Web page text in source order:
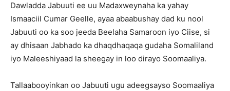
Dawladda Jabuuti ee uu Madaxweynaha ka yahay
Ismaaciil Cumar Geelle, ayaa abaabushay dad ku nool
Jabuuti oo ka soo jeeda Beelaha Samaroon iyo Ciise, si
ay dhisaan Jabhado ka dhaqdhaqaqa gudaha Somaliland
iyo Maleeshiyaad la sheegay in loo dirayo Soomaaliya.
Tallaabooyinkan oo Jabuuti ugu adeegsayso Soomaaliya